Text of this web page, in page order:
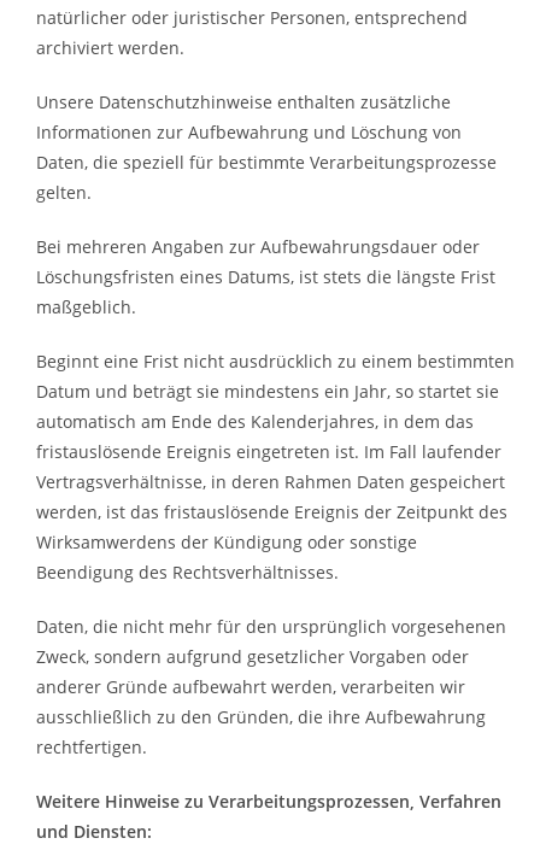
natürlicher oder juristischer Personen, entsprechend
archiviert werden.
Unsere Datenschutzhinweise enthalten zusätzliche
Informationen zur Aufbewahrung und Löschung von
Daten, die speziell für bestimmte Verarbeitungsprozesse
gelten.
Bei mehreren Angaben zur Aufbewahrungsdauer oder
Löschungsfristen eines Datums, ist stets die längste Frist
maßgeblich.
Beginnt eine Frist nicht ausdrücklich zu einem bestimmten
Datum und beträgt sie mindestens ein Jahr, so startet sie
automatisch am Ende des Kalenderjahres, in dem das
fristauslösende Ereignis eingetreten ist. Im Fall laufender
Vertragsverhältnisse, in deren Rahmen Daten gespeichert
werden, ist das fristauslösende Ereignis der Zeitpunkt des
Wirksamwerdens der Kündigung oder sonstige
Beendigung des Rechtsverhältnisses.
Daten, die nicht mehr für den ursprünglich vorgesehenen
Zweck, sondern aufgrund gesetzlicher Vorgaben oder
anderer Gründe aufbewahrt werden, verarbeiten wir
ausschließlich zu den Gründen, die ihre Aufbewahrung
rechtfertigen.
Weitere Hinweise zu Verarbeitungsprozessen, Verfahren
und Diensten: